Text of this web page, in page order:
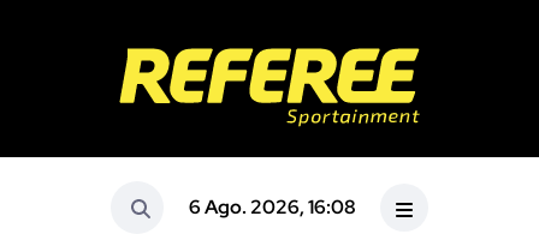
6 Ago. 2026, 16:08